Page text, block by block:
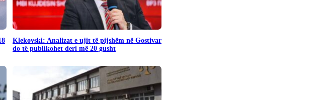
Klekovski: Analizat e ujit të pijshëm në Gostivar
do të publikohet deri më 20 gusht